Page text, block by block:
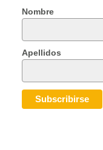
Nombre
Apellidos